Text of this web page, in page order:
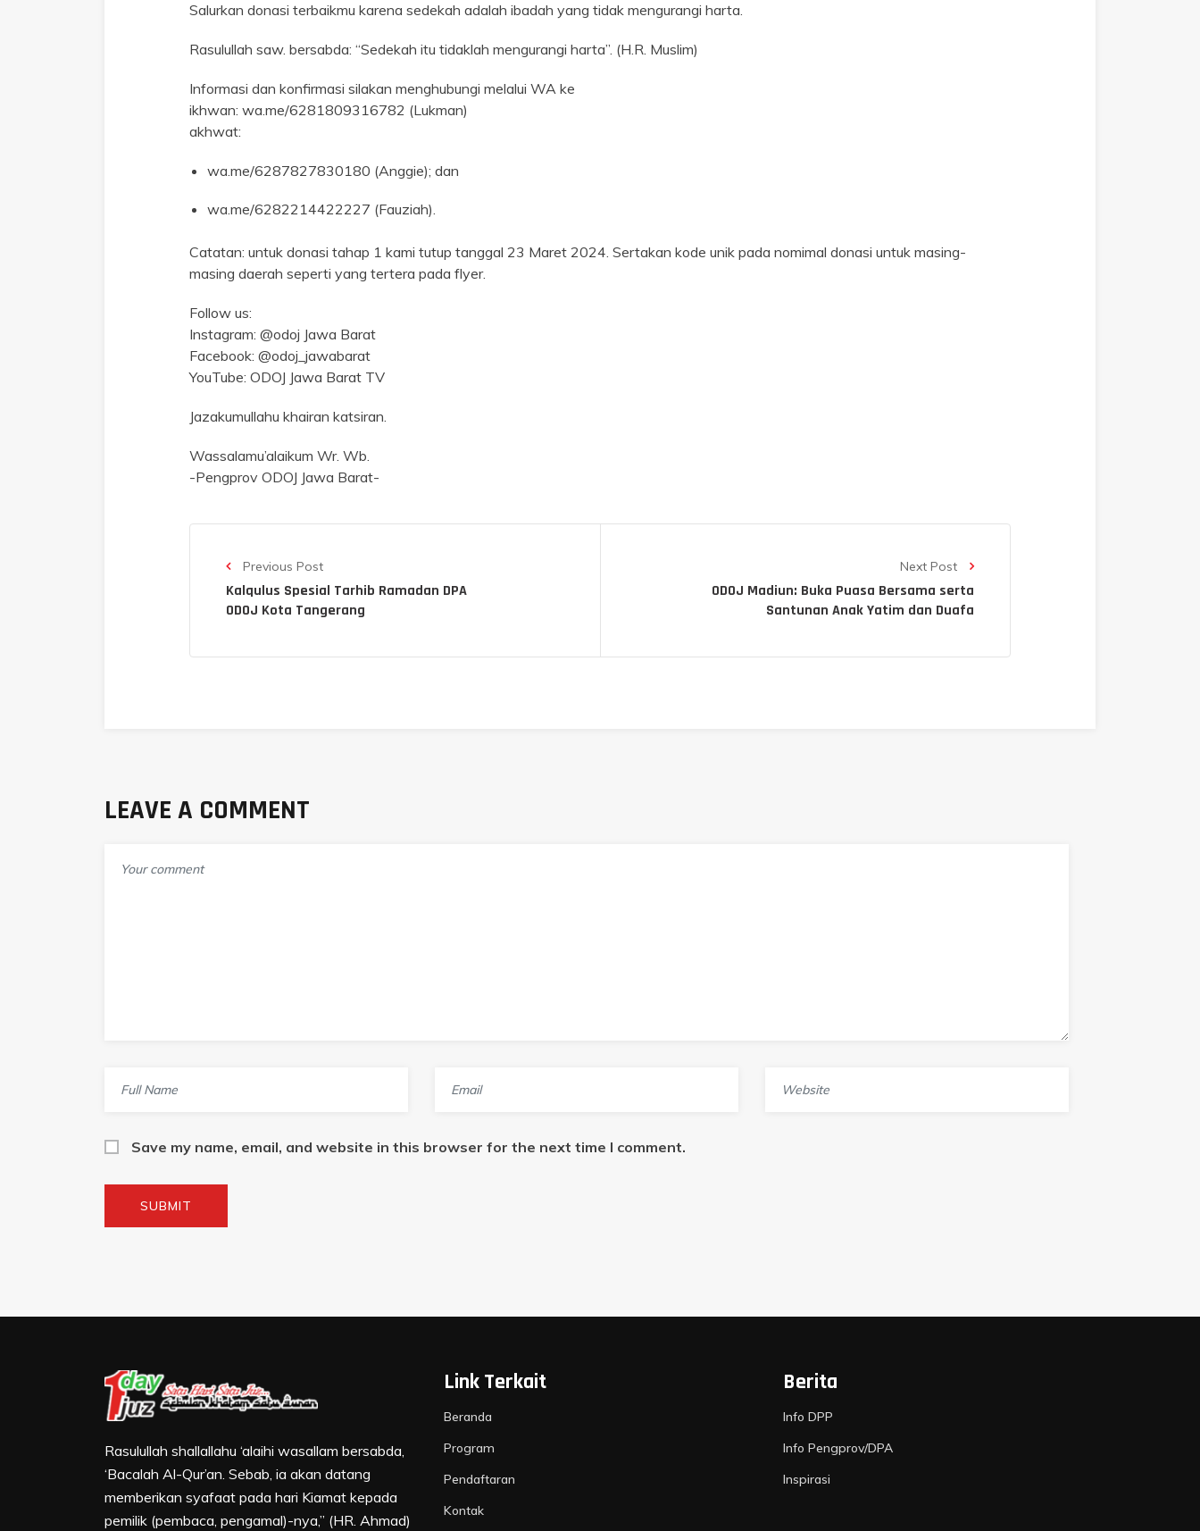
Salurkan donasi terbaikmu karena sedekah adalah ibadah yang tidak mengurangi harta.
Rasulullah saw. bersabda: “Sedekah itu tidaklah mengurangi harta”. (H.R. Muslim)
Informasi dan konfirmasi silakan menghubungi melalui WA ke
ikhwan: wa.me/6281809316782 (Lukman)
akhwat:
wa.me/6287827830180 (Anggie); dan
wa.me/6282214422227 (Fauziah).
Catatan: untuk donasi tahap 1 kami tutup tanggal 23 Maret 2024. Sertakan kode unik pada nomimal donasi untuk masing-
masing daerah seperti yang tertera pada flyer.
Follow us:
Instagram: @odoj Jawa Barat
Facebook: @odoj_jawabarat
YouTube: ODOJ Jawa Barat TV
Jazakumullahu khairan katsiran.
Wassalamu’alaikum Wr. Wb.
-Pengprov ODOJ Jawa Barat-
Previous Post
Kalqulus Spesial Tarhib Ramadan DPA
ODOJ Kota Tangerang
Next Post
ODOJ Madiun: Buka Puasa Bersama serta
Santunan Anak Yatim dan Duafa
LEAVE A COMMENT
Save my name, email, and website in this browser for the next time I comment.
Rasulullah shallallahu ‘alaihi wasallam bersabda,
‘Bacalah Al-Qur’an. Sebab, ia akan datang
memberikan syafaat pada hari Kiamat kepada
pemilik (pembaca, pengamal)-nya,” (HR. Ahmad)
Link Terkait
Beranda
Program
Pendaftaran
Kontak
Berita
Info DPP
Info Pengprov/DPA
Inspirasi